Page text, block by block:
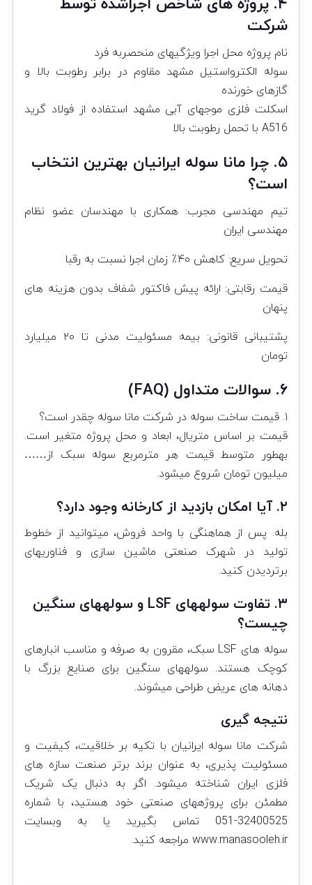
۴. پروژه های شاخص اجراشده توسط
شرکت
نام پروژه محل اجرا ویژگیهای منحصربه فرد
سوله الکترواستیل مشهد مقاوم در برابر رطوبت بالا و
گازهای خورنده
اسکلت فلزی موجهای آبی مشهد استفاده از فولاد گرید
A516 با تحمل رطوبت بالا
۵. چرا مانا سوله ایرانیان بهترین انتخاب
است؟
تیم مهندسی مجرب: همکاری با مهندسان عضو نظام
مهندسی ایران
تحویل سریع: کاهش ۴۰٪ زمان اجرا نسبت به رقبا
قیمت رقابتی: ارائه پیش فاکتور شفاف بدون هزینه های
پنهان
پشتیبانی قانونی: بیمه مسئولیت مدنی تا ۲۰ میلیارد
تومان
۶. سوالات متداول (FAQ)
۱. قیمت ساخت سوله در شرکت مانا سوله چقدر است؟
قیمت بر اساس متریال، ابعاد و محل پروژه متغیر است.
بهطور متوسط قیمت هر مترمربع سوله سبک از……
میلیون تومان شروع میشود.
۲. آیا امکان بازدید از کارخانه وجود دارد؟
بله. پس از هماهنگی با واحد فروش، میتوانید از خطوط
تولید در شهرک صنعتی ماشین سازی و فناوریهای
برتردیدن کنید.
۳. تفاوت سولههای LSF و سولههای سنگین
چیست؟
سوله های LSF سبک، مقرون به صرفه و مناسب انبارهای
کوچک هستند. سولههای سنگین برای صنایع بزرگ با
دهانه های عریض طراحی میشوند.
نتیجه گیری
شرکت مانا سوله ایرانیان با تکیه بر خلاقیت، کیفیت و
مسئولیت پذیری، به عنوان برند برتر صنعت سازه های
فلزی ایران شناخته میشود. اگر به دنبال یک شریک
مطمئن برای پروژههای صنعتی خود هستید، با شماره
32400525-051 تماس بگیرید یا به وبسایت
www.manasooleh.ir مراجعه کنید.